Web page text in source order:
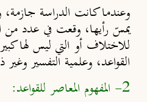
وعندما كانت الدراسة
يمسّ رأيها، وقعت في عدد من
للاختلاف أو التي ليس لها
القواعد، وعلمية التفسير
2- المفهوم المعاصر للقواعد: